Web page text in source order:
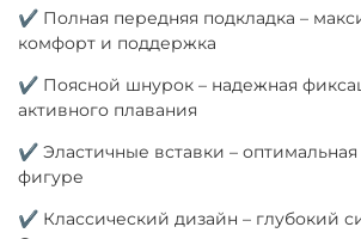
✔ Полная передняя подкладка –
комфорт и поддержка
✔ Поясной шнурок – надежная
активного плавания
✔ Эластичные вставки – оптимальная
фигуре
✔ Классический дизайн – глубокий